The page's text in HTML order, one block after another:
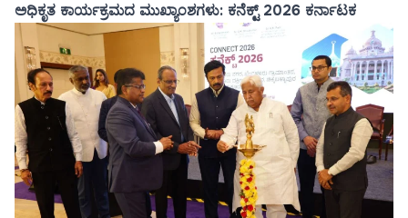
ಅಧಿಕೃತ ಕಾರ್ಯಕ್ರಮದ ಮುಖ್ಯಾಂಶಗಳು: ಕನೆಕ್ಟ್ 2026 ಕರ್ನಾಟಕ